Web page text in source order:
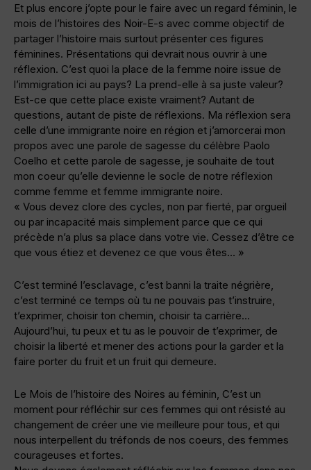
Et plus encore j’opte pour le faire avec un regard féminin, le
mois de l’histoires des Noir-E-s avec comme objectif de
partager l’histoire mais surtout présenter ces figures
féminines. Présentations qui devrait nous ouvrir à une
réflexion. C’est quoi la place de la femme noire issue de
l’immigration ici au pays? La prend-elle à sa juste valeur?
Est-ce que cette place existe vraiment? Autant de
questions, autant de piste de réflexions. Ma réflexion sera
celle d’une immigrante noire en région et j’amorcerai mon
propos avec une parole de sagesse du célèbre Paolo
Coelho et cette parole de sagesse, je souhaite de tout
mon coeur qu’elle devienne le socle de notre réflexion
comme femme et femme immigrante noire.
« Vous devez clore des cycles, non par fierté, par orgueil
ou par incapacité mais simplement parce que ce qui
précède n’a plus sa place dans votre vie. Cessez d’être ce
que vous étiez et devenez ce que vous êtes… »
C’est terminé l’esclavage, c’est banni la traite négrière,
c’est terminé ce temps où tu ne pouvais pas t’instruire,
t’exprimer, choisir ton chemin, choisir ta carrière…
Aujourd’hui, tu peux et tu as le pouvoir de t’exprimer, de
choisir la liberté et mener des actions pour la garder et la
faire porter du fruit et un fruit qui demeure.
Le Mois de l’histoire des Noires au féminin, C’est un
moment pour réfléchir sur ces femmes qui ont résisté au
changement de créer une vie meilleure pour tous, et qui
nous interpellent du tréfonds de nos coeurs, des femmes
courageuses et fortes.